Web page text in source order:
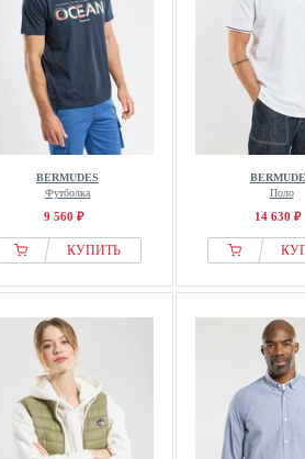
BERMUDES
Футболка
9 560 ₽
КУПИТЬ
Поло
14 630 ₽